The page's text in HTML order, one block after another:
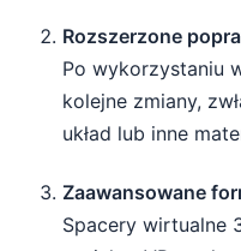
Rozszerzone
Po wykorzystaniu
kolejne zmiany,
układ lub inne
Zaawansowane
Spacery wirtualne